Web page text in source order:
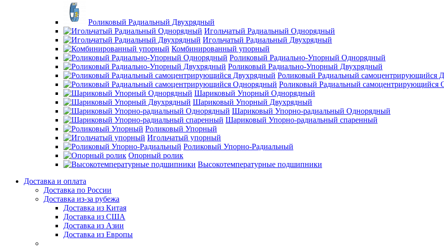
Роликовый Радиальный Двухрядный
Игольчатый Радиальный Однорядный
Игольчатый Радиальный Двухрядный
Комбинированный упорный
Роликовый Радиально-Упорный Однорядный
Роликовый Радиально-Упорный Двухрядный
Роликовый Радиальный самоцентрирующийся
Роликовый Радиальный самоцентрирующийся
Шариковый Упорный Однорядный
Шариковый Упорный Двухрядный
Шариковый Упорно-радиальный Однорядный
Шариковый Упорно-радиальный спаренный
Роликовый Упорный
Игольчатый упорный
Роликовый Упорно-Радиальный
Опорный ролик
Высокотемпературные подшипники
Доставка и оплата
Доставка по России
Доставка из-за рубежа
Доставка из Китая
Доставка из США
Доставка из Азии
Доставка из Европы